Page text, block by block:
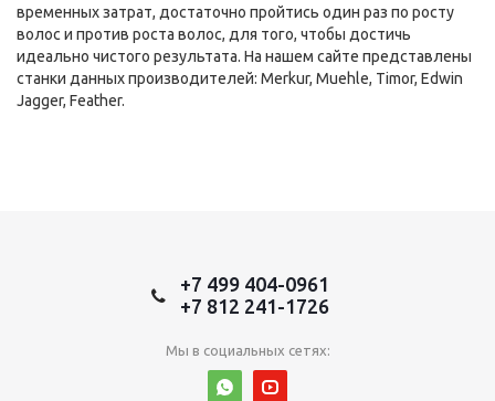
временных затрат, достаточно пройтись один раз по росту
волос и против роста волос, для того, чтобы достичь
идеально чистого результата. На нашем сайте представлены
станки данных производителей: Merkur, Muehle, Timor, Edwin
Jagger, Feather.
+7 499 404-0961
+7 812 241-1726
Мы в социальных сетях: